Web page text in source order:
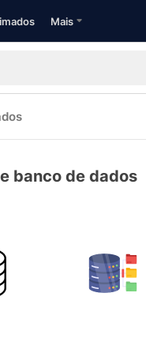
Mais
banco de dados